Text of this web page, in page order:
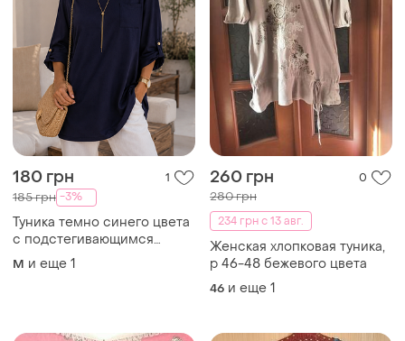
180 грн 1
185 грн -3%
Туника темно синего цвета
с подстегивающимся
рукавом
M и еще 1
260 грн
280 грн
234 грн с 13 авг.
Женская хлопковая туника,
р 46-48 бежевого цвета
46 и еще 1